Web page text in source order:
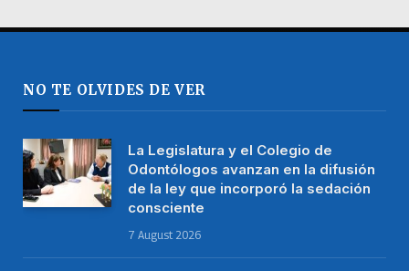
NO TE OLVIDES DE VER
La Legislatura y el Colegio de
Odontólogos avanzan en la difusión
de la ley que incorporó la sedación
consciente
7 August 2026